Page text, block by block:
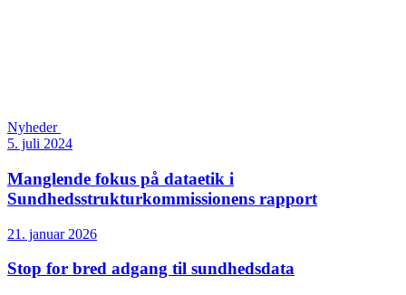
Nyheder
5. juli 2024
Manglende fokus på dataetik i
Sundhedsstrukturkommissionens rapport
21. januar 2026
Stop for bred adgang til sundhedsdata